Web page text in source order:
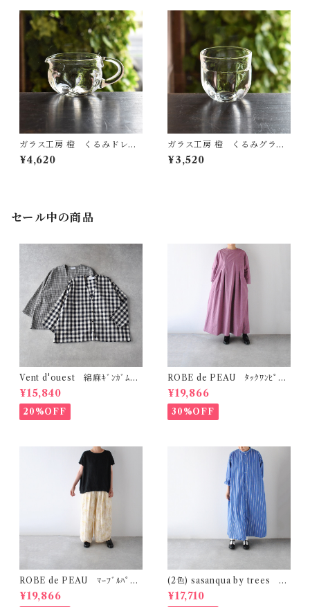
ガラス工房 橙 くるみドレッ
シングピッチャー(丸・面取り)
¥4,620
ガラス工房 橙 くるみグラス
（面取り）
¥3,520
セール中の商品
Vent d'ouest 綿麻ｷﾞﾝｶﾞﾑﾁｪ
ｯｸ ﾉｰｶﾗｰｼﾞｬｹｯﾄ VE19621
¥15,840
20%OFF
ROBE de PEAU ﾀｯｸﾜﾝﾋﾟｰｽ
(ﾌﾟﾗﾑ) R342
¥19,866
30%OFF
ROBE de PEAU ﾏｰﾌﾞﾙﾊﾟﾀｰ
ﾝ ﾜｲﾄﾞﾊﾟﾝﾂ (ｽｷﾝﾏｰﾌﾞﾙ(ｲｴﾛｰ系)
) R303
¥19,866
(2色) sasanqua by trees ｶｹ
ｱｲﾜﾝﾋﾟｰｽ AN-318
¥17,710